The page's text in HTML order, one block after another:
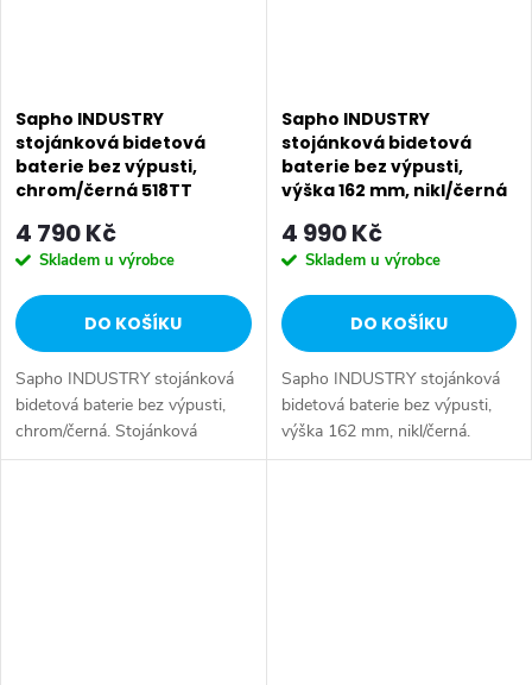
Sapho INDUSTRY
stojánková bidetová
baterie bez výpusti,
chrom/černá 518TT
4 790 Kč
Skladem u výrobce
DO KOŠÍKU
Sapho INDUSTRY stojánková
bidetová baterie bez výpusti,
chrom/černá. Stojánková
kohoutková bidetová baterie
Sapho INDUSTRY
stojánková bidetová
baterie bez výpusti,
výška 162 mm, nikl/černá
4 990 Kč
Skladem u výrobce
DO KOŠÍKU
Sapho INDUSTRY stojánková
bidetová baterie bez výpusti,
výška 162 mm, nikl/černá.
Stojánková páková bidetová